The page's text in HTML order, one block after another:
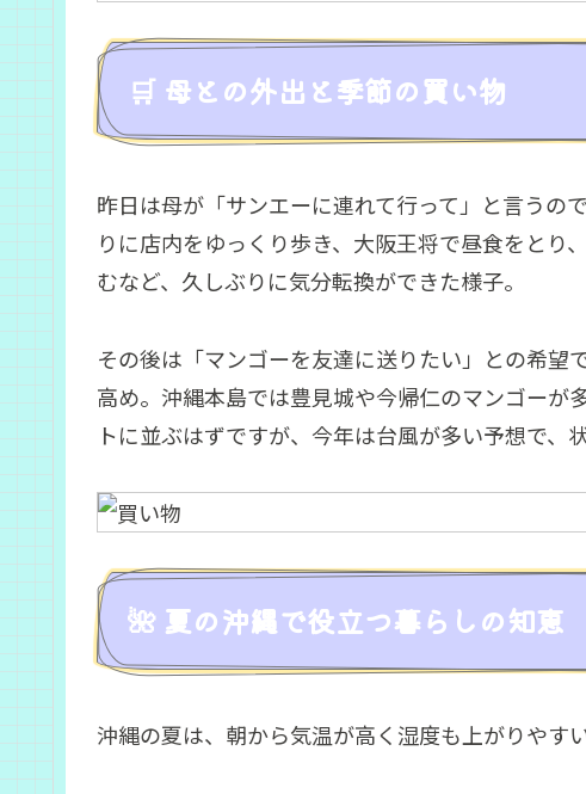
🛒 母との外出と季節の買い物
昨日は母が「サンエーに連れて行って」と言うの
りに店内をゆっくり歩き、大阪王将で昼食をとり
むなど、久しぶりに気分転換ができた様子。
その後は「マンゴーを友達に送りたい」との希望
高め。沖縄本島では豊見城や今帰仁のマンゴーが
トに並ぶはずですが、今年は台風が多い予想で、
🌺 夏の沖縄で役立つ暮らしの知恵
沖縄の夏は、朝から気温が高く湿度も上がりやす